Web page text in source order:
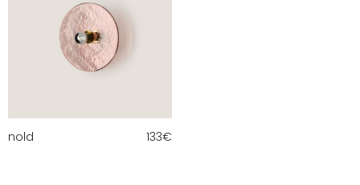
nold 133€